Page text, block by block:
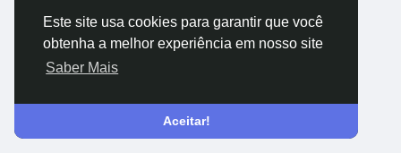
Este site usa cookies para garantir que você
obtenha a melhor experiência em nosso site
Saber Mais
Aceitar!